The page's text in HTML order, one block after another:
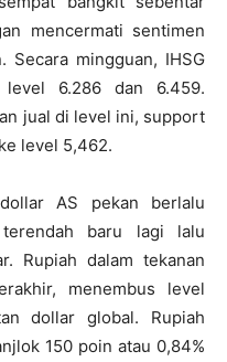
mencermati sentimen
Secara mingguan, IHSG
6.286 dan 6.459.
jual di level ini, support
level 5,462.
AS pekan berlalu
baru lagi lalu
Rupiah dalam tekanan
menembus level
dollar global. Rupiah
150 poin atau 0,84%